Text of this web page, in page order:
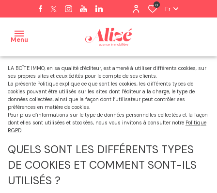
0 Fr
Menu
Accueil
Ventes
Appartements
Paris
Lyon
Marseille
Voir
tous
Villas et
maisons
Lyon
Lyon
3
Lyon
6
Lyon
Marseille
Voir
tous
les
Voir
tous
Gestion
locative
Estimation
Alerte
LA BOÎTE IMMO, en sa qualité d’éditeur, est amené à utiliser différents cookies, sur
ses propres sites et ceux édités pour le compte de ses clients.
La présente Politique explique ce que sont les cookies, les différents types de
cookies pouvant être utilisés sur les sites dont l’éditeur a la charge, le type de
données collectées, ainsi que la façon dont l’utilisateur peut contrôler ses
préférences en matière de cookies.
Pour plus d’informations sur le type de données personnelles collectées et la façon
dont elles sont utilisées et stockées, nous vous invitons à consulter notre Politique
RGPD.
QUELS SONT LES DIFFÉRENTS TYPES
DE COOKIES ET COMMENT SONT-ILS
UTILISÉS ?